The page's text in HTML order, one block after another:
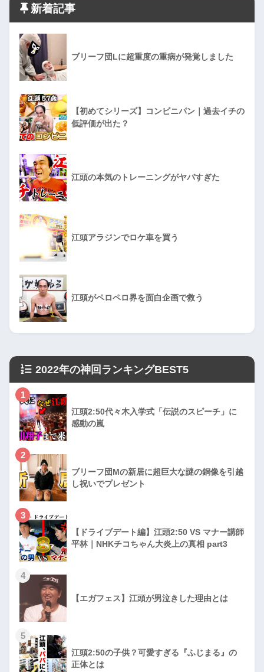
新着記事
ブリーフ団Lに超重度の重病が発覚しました
【初めてシリーズ】コンビニパン｜過去イチの
低評価が出た？
江頭の本気のトレーニングがヤバすぎた
江頭アラジンでロケ車を買う
江頭がペロペロ界を面白企画で救う
2022年の神回ランキングBEST5
1
江頭2:50代々木入学式「伝説のスピーチ」に
感動の嵐
2
ブリーフ団Mの新居に超巨大な謎の銅像を引越
し祝いでプレゼント
3
【ドライブデート編】江頭2:50 VS マナー講師
平林｜NHKチコちゃん大炎上の真相 part3
4
【エガフェス】江頭が男泣きした理由とは
5
江頭2:50の子供？可愛すぎる『ふじまる』の
正体とは